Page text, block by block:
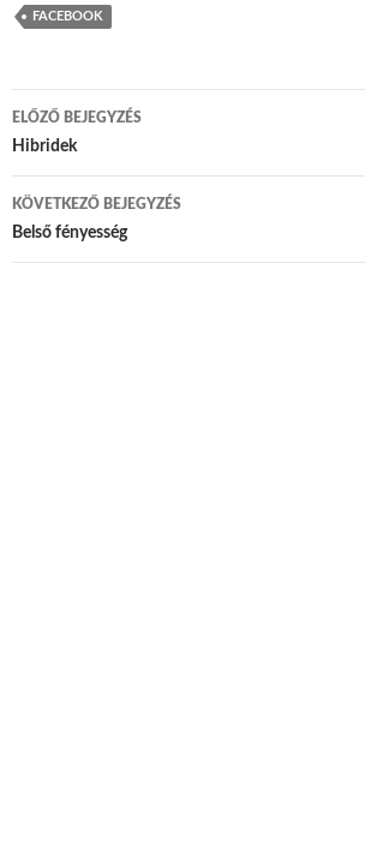
FACEBOOK
Bejegyzés navigáció
ELŐZŐ BEJEGYZÉS
Hibridek
KÖVETKEZŐ BEJEGYZÉS
Belső fényesség